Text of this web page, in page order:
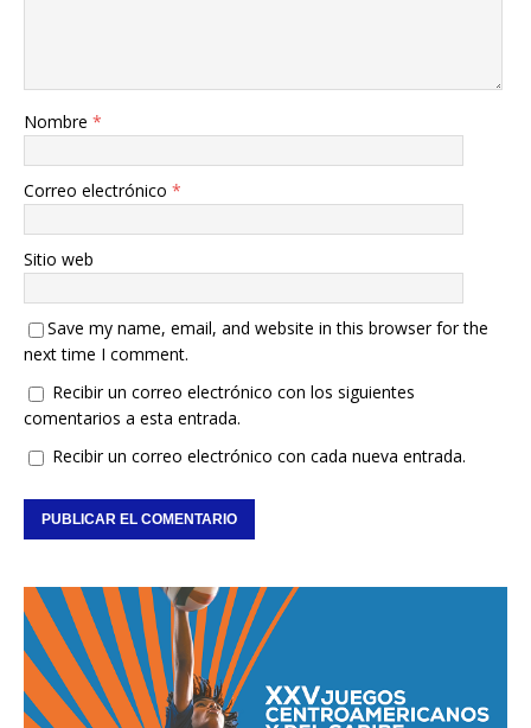
Nombre *
Correo electrónico *
Sitio web
Save my name, email, and website in this browser for the
next time I comment.
Recibir un correo electrónico con los siguientes
comentarios a esta entrada.
Recibir un correo electrónico con cada nueva entrada.